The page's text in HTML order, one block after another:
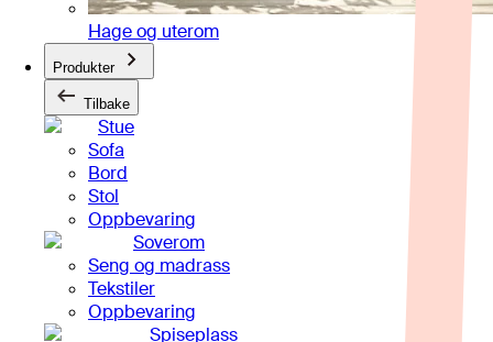
Hage og uterom
Produkter
Tilbake
Stue
Sofa
Bord
Stol
Oppbevaring
Soverom
Seng og madrass
Tekstiler
Oppbevaring
Spiseplass